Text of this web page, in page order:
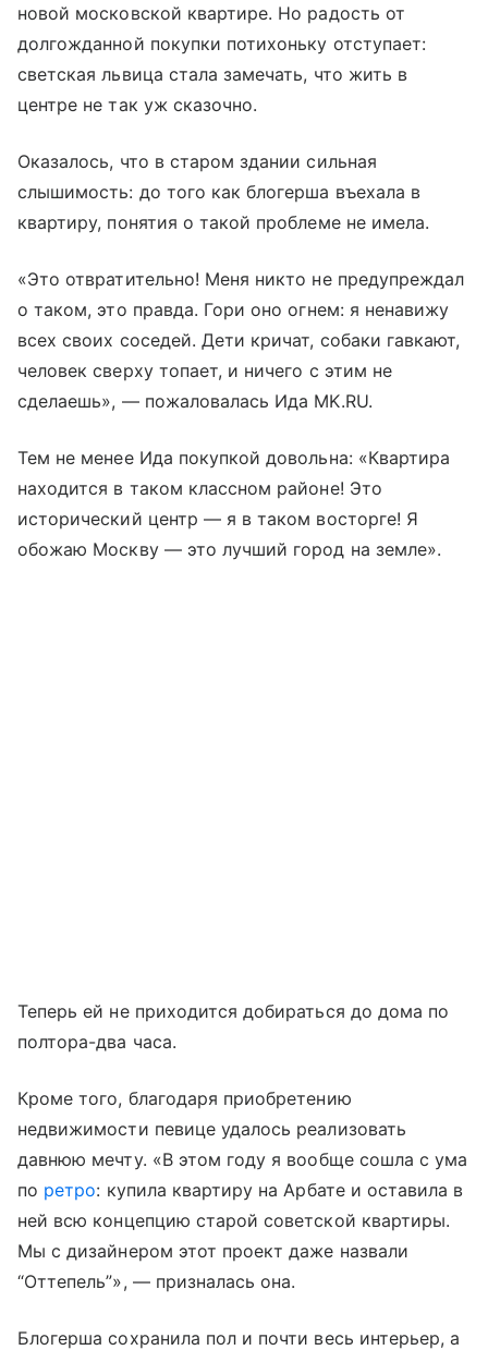
новой московской квартире. Но радость от
долгожданной покупки потихоньку отступает:
светская львица стала замечать, что жить в
центре не так уж сказочно.
Оказалось, что в старом здании сильная
слышимость: до того как блогерша въехала в
квартиру, понятия о такой проблеме не имела.
«Это отвратительно! Меня никто не предупреждал
о таком, это правда. Гори оно огнем: я ненавижу
всех своих соседей. Дети кричат, собаки гавкают,
человек сверху топает, и ничего с этим не
сделаешь», — пожаловалась Ида MK.RU.
Тем не менее Ида покупкой довольна: «Квартира
находится в таком классном районе! Это
исторический центр — я в таком восторге! Я
обожаю Москву — это лучший город на земле».
Теперь ей не приходится добираться до дома по
полтора-два часа.
Кроме того, благодаря приобретению
недвижимости певице удалось реализовать
давнюю мечту. «В этом году я вообще сошла с ума
по ретро: купила квартиру на Арбате и оставила в
ней всю концепцию старой советской квартиры.
Мы с дизайнером этот проект даже назвали
“Оттепель”», — призналась она.
Блогерша сохранила пол и почти весь интерьер, а